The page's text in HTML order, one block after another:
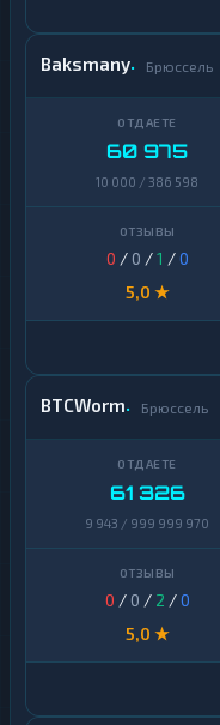
Baksmany Брюссель
60 975
10 000 / 386 598
0 / 0 /1 /0
5,0 ★
BTCWorm Брюссель
61 326
9 943 / 999 999 970
0 / 0 / 2 /0
5,0 ★